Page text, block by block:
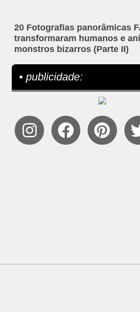
20 Fotografias panorâmicas
transformaram humanos e
monstros bizarros (Parte II)
• publicidade: